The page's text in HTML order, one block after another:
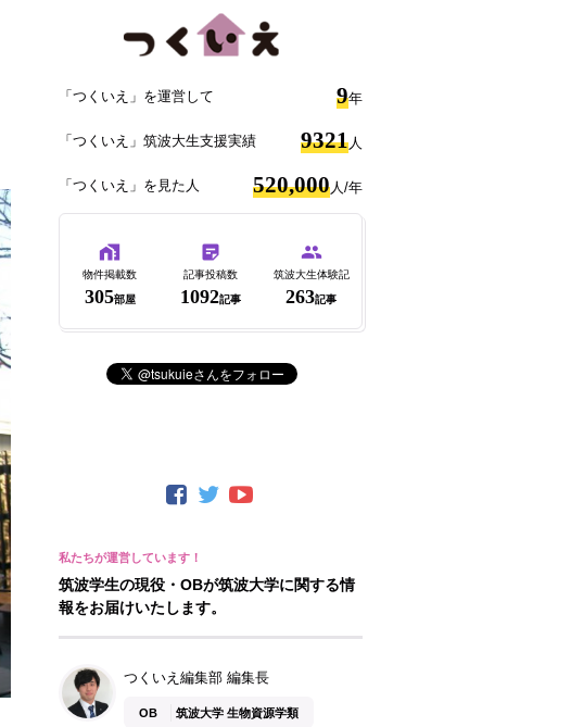
「つくいえ」を運営して 9年
「つくいえ」筑波大生支援実績 9321 人
「つくいえ」を見た人 520,000 人/年
物件掲載数
305部屋
記事投稿数
1092記事
筑波大生体験記
263記事
筑波学生の現役・OBが筑波大学に関する情
報をお届けいたします。
つくいえ編集部 編集長
OB 筑波大学 生物資源学類